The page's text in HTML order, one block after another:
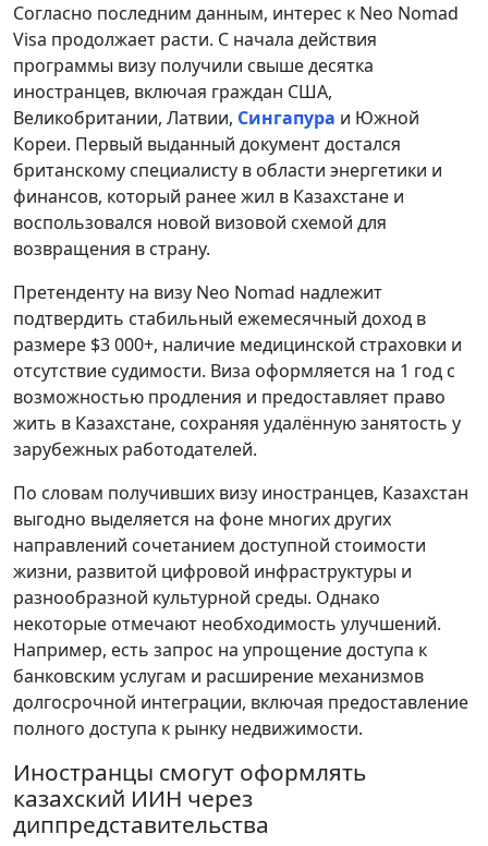
Согласно последним данным, интерес к Neo Nomad
Visa продолжает расти. С начала действия
программы визу получили свыше десятка
иностранцев, включая граждан США,
Великобритании, Латвии, Сингапура и Южной
Кореи. Первый выданный документ достался
британскому специалисту в области энергетики и
финансов, который ранее жил в Казахстане и
воспользовался новой визовой схемой для
возвращения в страну.
Претенденту на визу Neo Nomad надлежит
подтвердить стабильный ежемесячный доход в
размере $3 000+, наличие медицинской страховки и
отсутствие судимости. Виза оформляется на 1 год с
возможностью продления и предоставляет право
жить в Казахстане, сохраняя удалённую занятость у
зарубежных работодателей.
По словам получивших визу иностранцев, Казахстан
выгодно выделяется на фоне многих других
направлений сочетанием доступной стоимости
жизни, развитой цифровой инфраструктуры и
разнообразной культурной среды. Однако
некоторые отмечают необходимость улучшений.
Например, есть запрос на упрощение доступа к
банковским услугам и расширение механизмов
долгосрочной интеграции, включая предоставление
полного доступа к рынку недвижимости.
Иностранцы смогут оформлять
казахский ИИН через
диппредставительства